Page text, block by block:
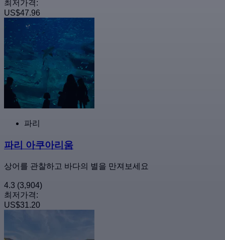
최저가격:
US$47.96
파리
파리 아쿠아리움
상어를 관찰하고 바다의 별을 만져보세요
4.3 (3,904)
최저가격:
US$31.20